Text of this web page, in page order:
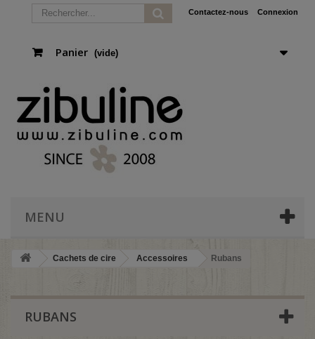
Connexion
Contactez-nous
Panier (vide)
MENU
Cachets de cire Accessoires Rubans
RUBANS